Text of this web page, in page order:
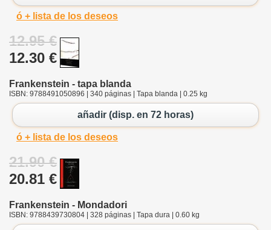
ó + lista de los deseos
12.95 €
12.30 €
Frankenstein - tapa blanda
ISBN: 9788491050896 | 340 páginas | Tapa blanda | 0.25 kg
añadir (disp. en 72 horas)
ó + lista de los deseos
21.90 €
20.81 €
Frankenstein - Mondadori
ISBN: 9788439730804 | 328 páginas | Tapa dura | 0.60 kg